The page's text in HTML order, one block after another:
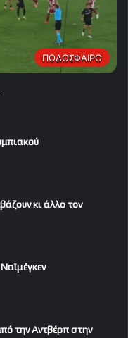
ΠΟΔΟΣΦΑΙΡΟ
κι άλλο τον
την Αντβέρπ στην